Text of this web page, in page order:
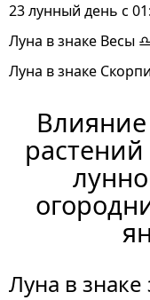
23 лунный день с
Луна в знаке Весы
Луна в знаке
Луна в